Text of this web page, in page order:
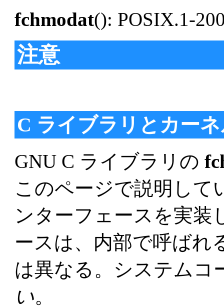
fchmodat(): POSIX.1-
注意
C ライブラリとカー
GNU C ライブラリの
このページで説明して
ンターフェースを実装
ースは、内部で呼ばれ
は異なる。システムコ
い。